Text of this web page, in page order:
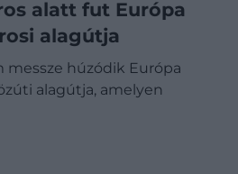
alatt fut Európa
alagútja
messze húzódik Európa
alagútja, amelyen